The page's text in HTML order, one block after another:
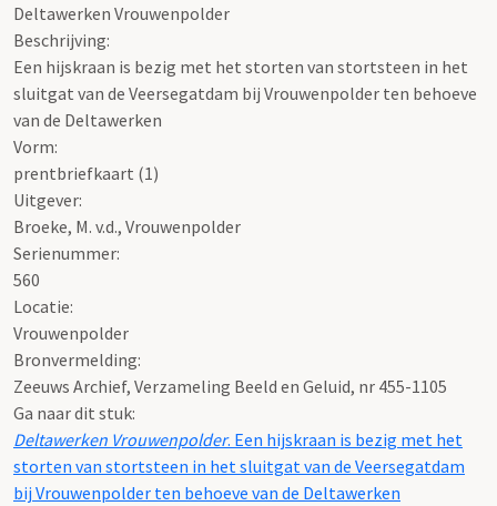
Deltawerken Vrouwenpolder
Beschrijving:
Een hijskraan is bezig met het storten van stortsteen in het
sluitgat van de Veersegatdam bij Vrouwenpolder ten behoeve
van de Deltawerken
Vorm:
prentbriefkaart (1)
Uitgever:
Broeke, M. v.d., Vrouwenpolder
Serienummer:
560
Locatie:
Vrouwenpolder
Bronvermelding:
Zeeuws Archief, Verzameling Beeld en Geluid, nr 455-1105
Ga naar dit stuk:
Deltawerken Vrouwenpolder. Een hijskraan is bezig met het
storten van stortsteen in het sluitgat van de Veersegatdam
bij Vrouwenpolder ten behoeve van de Deltawerken